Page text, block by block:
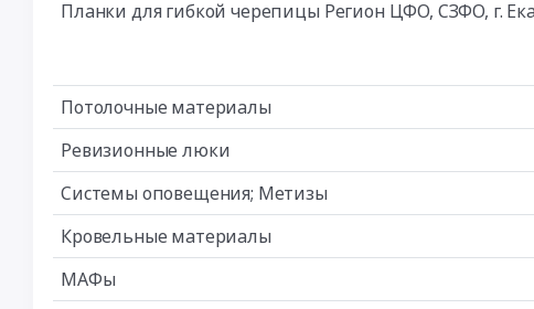
Планки для гибкой черепицы Регион ЦФО, СЗФО, г.
Потолочные материалы
Ревизионные люки
Системы оповещения; Метизы
Кровельные материалы
МАФы